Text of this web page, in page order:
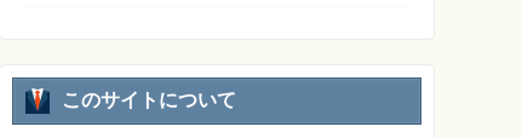
このサイトについて